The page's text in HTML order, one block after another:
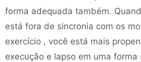
forma adequada também.
está fora de sincronia com os
exercício , você está mais
execução e lapso em uma